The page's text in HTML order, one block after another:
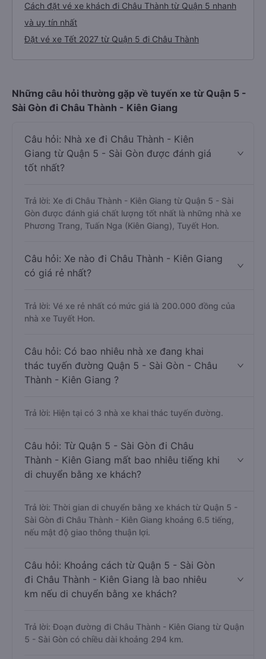
Cách đặt vé xe khách đi Châu Thành từ Quận 5 nhanh
và uy tín nhất
Đặt vé xe Tết 2027 từ Quận 5 đi Châu Thành
Những câu hỏi thường gặp về tuyến xe từ Quận 5 -
Sài Gòn đi Châu Thành - Kiên Giang
Câu hỏi: Nhà xe đi Châu Thành - Kiên
Giang từ Quận 5 - Sài Gòn được đánh giá
tốt nhất?
Trả lời: Xe đi Châu Thành - Kiên Giang từ Quận 5 - Sài
Gòn được đánh giá chất lượng tốt nhất là những nhà xe
Phương Trang, Tuấn Nga (Kiên Giang), Tuyết Hon.
Câu hỏi: Xe nào đi Châu Thành - Kiên Giang
có giá rẻ nhất?
Trả lời: Vé xe rẻ nhất có mức giá là 200.000 đồng của
nhà xe Tuyết Hon.
Câu hỏi: Có bao nhiêu nhà xe đang khai
thác tuyến đường Quận 5 - Sài Gòn - Châu
Thành - Kiên Giang ?
Trả lời: Hiện tại có 3 nhà xe khai thác tuyến đường.
Câu hỏi: Từ Quận 5 - Sài Gòn đi Châu
Thành - Kiên Giang mất bao nhiêu tiếng khi
di chuyển bằng xe khách?
Trả lời: Thời gian di chuyển bằng xe khách từ Quận 5 -
Sài Gòn đi Châu Thành - Kiên Giang khoảng 6.5 tiếng,
nếu mật độ giao thông thuận lợi.
Câu hỏi: Khoảng cách từ Quận 5 - Sài Gòn
đi Châu Thành - Kiên Giang là bao nhiêu
km nếu di chuyển bằng xe khách?
Trả lời: Đoạn đường đi Châu Thành - Kiên Giang từ Quận
5 - Sài Gòn có chiều dài khoảng 294 km.